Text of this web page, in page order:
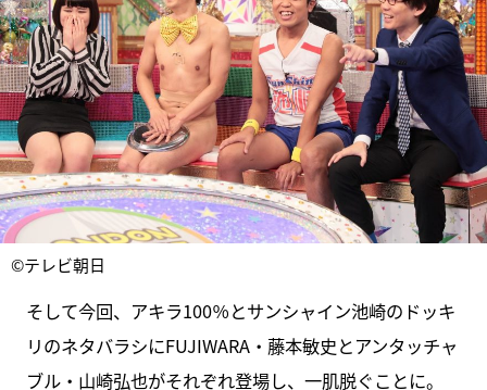
©テレビ朝日
そして今回、アキラ100％とサンシャイン池崎のドッキ
リのネタバラシにFUJIWARA・藤本敏史とアンタッチャ
ブル・山崎弘也がそれぞれ登場し、一肌脱ぐことに。